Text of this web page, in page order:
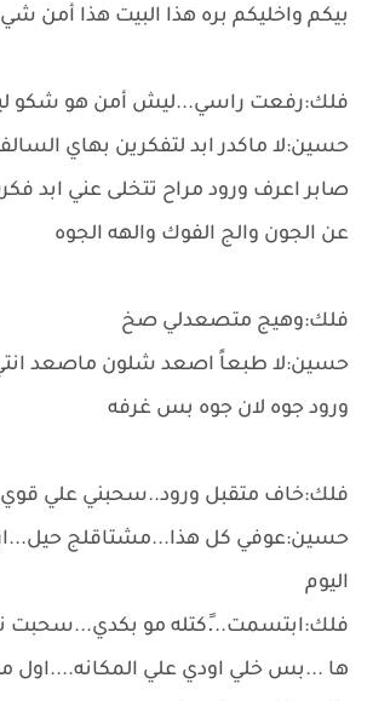
بيكم واخليكم بره هذا البيت هذا أمن
فلك:رفعت راسي...ليش أمن هو شكو
حسين:لا ماكدر ابد لتفكرين بهاي
صابر اعرف ورود مراح تتخلى عني ابد
عن الجون والج الفوك والهه الجوه
فلك:وهيج متصعدلي صخ
حسين:لا طبعاً اصعد شلون ماصعد
ورود جوه لان جوه بس غرفه
فلك:خاف متقبل ورود..سحبني علي
حسين:عوفي كل هذا...مشتاقلج
اليوم
فلك:ابتسمت...ًكتله مو بكدي...سحبت
ها ...بس خلي اودي علي المكانه....اول